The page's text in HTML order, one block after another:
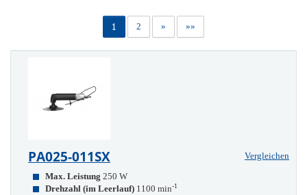
1 2 » »»
PA025-011SX
Vergleichen
Max. Leistung 250 W
Drehzahl (im Leerlauf) 1100 min-1